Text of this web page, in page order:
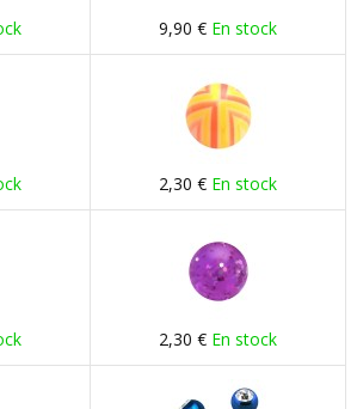
9,90 € En stock
2,30 € En stock
2,30 € En stock